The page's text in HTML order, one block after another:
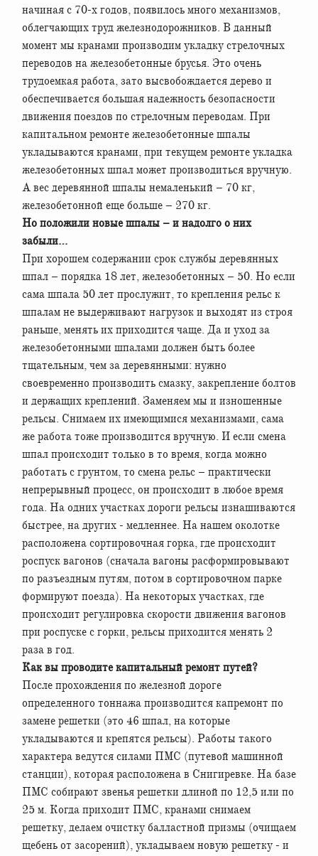
начиная с 70-х годов, появилось много механизмов,
облегчающих труд железнодорожников. В данный
момент мы кранами производим укладку стрелочных
переводов на железобетонные брусья. Это очень
трудоемкая работа, зато высвобождается дерево и
обеспечивается большая надежность безопасности
движения поездов по стрелочным переводам. При
капитальном ремонте железобетонные шпалы
укладываются кранами, при текущем ремонте укладка
железобетонных шпал может производиться вручную.
А вес деревянной шпалы немаленький – 70 кг,
железобетонной еще больше – 270 кг.
Но положили новые шпалы – и надолго о них
забыли…
При хорошем содержании срок службы деревянных
шпал – порядка 18 лет, железобетонных – 50. Но если
сама шпала 50 лет прослужит, то крепления рельс к
шпалам не выдерживают нагрузок и выходят из строя
раньше, менять их приходится чаще. Да и уход за
железобетонными шпалами должен быть более
тщательным, чем за деревянными: нужно
своевременно производить смазку, закрепление болтов
и держащих креплений. Заменяем мы и изношенные
рельсы. Снимаем их имеющимися механизмами, сама
же работа тоже производится вручную. И если смена
шпал происходит только в то время, когда можно
работать с грунтом, то смена рельс – практически
непрерывный процесс, он происходит в любое время
года. На одних участках дороги рельсы изнашиваются
быстрее, на других - медленнее. На нашем околотке
расположена сортировочная горка, где происходит
роспуск вагонов (сначала вагоны расформировывают
по разъездным путям, потом в сортировочном парке
формируют поезда). На некоторых участках, где
происходит регулировка скорости движения вагонов
при роспуске с горки, рельсы приходится менять 2
раза в год.
Как вы проводите капитальный ремонт путей?
После прохождения по железной дороге
определенного тоннажа производится капремонт по
замене решетки (это 46 шпал, на которые
укладываются и крепятся рельсы). Работы такого
характера ведутся силами ПМС (путевой машинной
станции), которая расположена в Снигиревке. На базе
ПМС собирают звенья решетки длиной по 12,5 или по
25 м. Когда приходит ПМС, кранами снимаем
решетку, делаем очистку балластной призмы (очищаем
щебень от засорений), укладываем новую решетку - и